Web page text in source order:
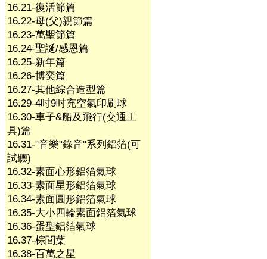
16.21-復活節篇
16.22-母(父)親節篇
16.23-萬聖節篇
16.24-聖誕/感恩篇
16.25-新年篇
16.26-博奕篇
16.27-其他綜合造型篇
16.29-4吋9吋充空氣印刷球
16.30-車子&船及飛行(交通工
具)篇
16.31-"音樂"錄音"系列鋁箔(可
試聽)
16.32-素面心形鋁箔氣球
16.33-素面星形鋁箔氣球
16.34-素面圓形鋁箔氣球
16.35-大小四輪素面鋁箔氣球
16.36-蛋型鋁箔氣球
16.37-棕閭葉
16.38-百萬之星